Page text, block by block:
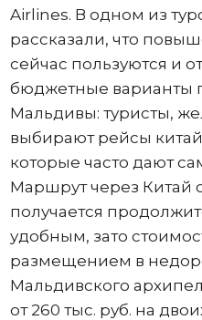
Airlines. В одном из
рассказали, что
сейчас пользуются и
бюджетные варианты
Мальдивы: туристы,
выбирают рейсы
которые часто дают
Маршрут через Китай
получается
удобным, зато
размещением в
Мальдивского
от 260 тыс. руб. на